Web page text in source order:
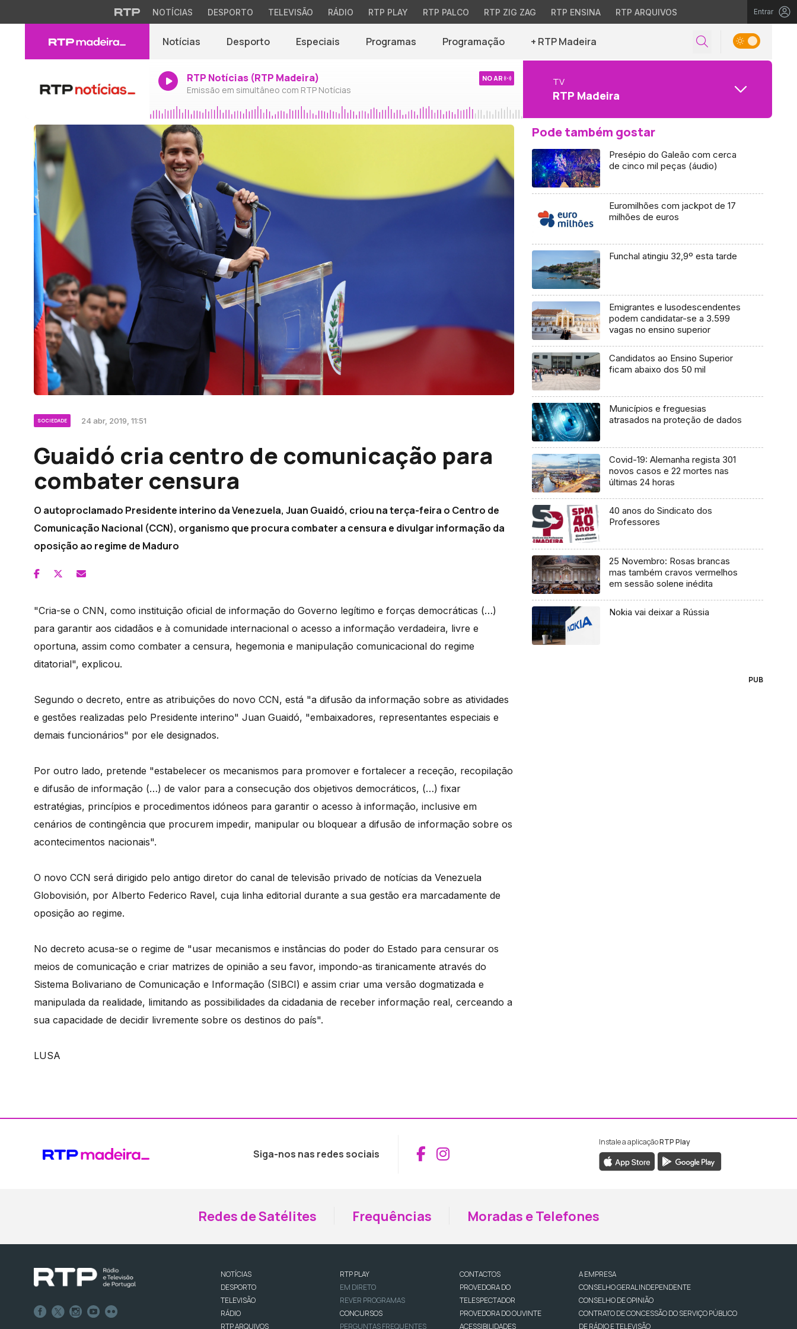
NOTÍCIAS DESPORTO TELEVISÃO RÁDIO RTP PLAY RTP PALCO RTP ZIG ZAG RTP ENSINA RTP ARQUIVOS Entrar
Notícias Desporto Especiais Programas Programação + RTP Madeira
RTP Notícias (RTP Madeira)
Emissão em simultâneo com RTP Notícias
NO AR TV
RTP Madeira
SOCIEDADE 24 abr, 2019, 11:51
Guaidó cria centro de comunicação para
combater censura
O autoproclamado Presidente interino da Venezuela, Juan Guaidó, criou na terça-feira o Centro de
Comunicação Nacional (CCN), organismo que procura combater a censura e divulgar informação da
oposição ao regime de Maduro
"Cria-se o CNN, como instituição oficial de informação do Governo legítimo e forças democráticas (…)
para garantir aos cidadãos e à comunidade internacional o acesso a informação verdadeira, livre e
oportuna, assim como combater a censura, hegemonia e manipulação comunicacional do regime
ditatorial", explicou.
Segundo o decreto, entre as atribuições do novo CCN, está "a difusão da informação sobre as atividades
e gestões realizadas pelo Presidente interino" Juan Guaidó, "embaixadores, representantes especiais e
demais funcionários" por ele designados.
Por outro lado, pretende "estabelecer os mecanismos para promover e fortalecer a receção, recopilação
e difusão de informação (…) de valor para a consecução dos objetivos democráticos, (…) fixar
estratégias, princípios e procedimentos idóneos para garantir o acesso à informação, inclusive em
cenários de contingência que procurem impedir, manipular ou bloquear a difusão de informação sobre os
acontecimentos nacionais".
O novo CCN será dirigido pelo antigo diretor do canal de televisão privado de notícias da Venezuela
Globovisión, por Alberto Federico Ravel, cuja linha editorial durante a sua gestão era marcadamente de
oposição ao regime.
No decreto acusa-se o regime de "usar mecanismos e instâncias do poder do Estado para censurar os
meios de comunicação e criar matrizes de opinião a seu favor, impondo-as tiranicamente através do
Sistema Bolivariano de Comunicação e Informação (SIBCI) e assim criar uma versão dogmatizada e
manipulada da realidade, limitando as possibilidades da cidadania de receber informação real, cerceando a
sua capacidade de decidir livremente sobre os destinos do país".
LUSA
Pode também gostar
Presépio do Galeão com cerca
de cinco mil peças (áudio)
Euromilhões com jackpot de 17
milhões de euros
Funchal atingiu 32,9º esta tarde
Emigrantes e lusodescendentes
podem candidatar-se a 3.599
vagas no ensino superior
Candidatos ao Ensino Superior
ficam abaixo dos 50 mil
Municípios e freguesias
atrasados na proteção de dados
Covid-19: Alemanha regista 301
novos casos e 22 mortes nas
últimas 24 horas
40 anos do Sindicato dos
Professores
25 Novembro: Rosas brancas
mas também cravos vermelhos
em sessão solene inédita
Nokia vai deixar a Rússia
PUB
Siga-nos nas redes sociais Aceder ao Facebook da RTP Madeira
Aceder ao Instagram da RTP Madeira
Instale a aplicaçãoRTP Play
Redes de Satélites Frequências Moradas e Telefones
NOTÍCIAS
DESPORTO
TELEVISÃO
RÁDIO
RTP ARQUIVOS
RTP PLAY
EM DIRETO
REVER PROGRAMAS
CONCURSOS
PERGUNTAS FREQUENTES
CONTACTOS
PROVEDORA DO
TELESPECTADOR
PROVEDORA DO OUVINTE
ACESSIBILIDADES
A EMPRESA
CONSELHO GERAL INDEPENDENTE
CONSELHO DE OPINIÃO
CONTRATO DE CONCESSÃO DO SERVIÇO PÚBLICO
DE RÁDIO E TELEVISÃO